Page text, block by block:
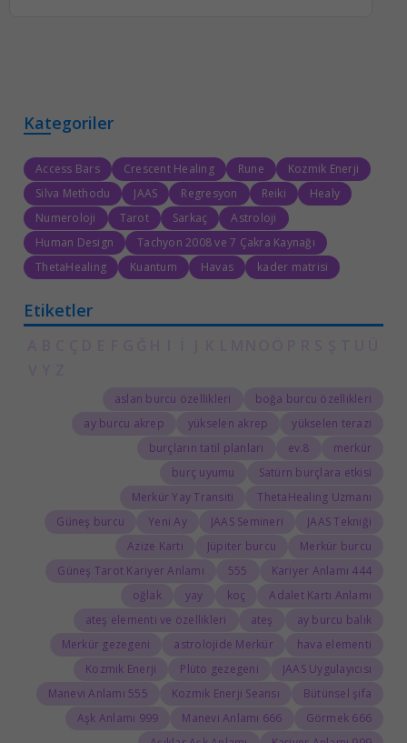
Kategoriler
Access Bars Crescent Healing Rune
Kozmik Enerji
Silva Methodu
JAAS Regresyon Reiki
Healy
Numeroloji
Tarot Sarkaç
Astroloji
Human Design
Tachyon 2008 ve 7 Çakra Kaynağı
ThetaHealing
Kuantum Havas kader matrisi
Etiketler
boğa burcu özellikleri
aslan burcu özellikleri
yükselen terazi
yükselen akrep
ay burcu akrep
merkür
8.ev
burçların tatil planları
Satürn burçlara etkisi
burç uyumu
ThetaHealing Uzmanı
Merkür Yay Transiti
JAAS Tekniği
JAAS Semineri
Yeni Ay
Güneş burcu
Merkür burcu
Jüpiter burcu
Azize Kartı
444 Kariyer Anlamı
555
Güneş Tarot Kariyer Anlamı
Adalet Kartı Anlamı
koç
yay
oğlak
ay burcu balık
ateş
ateş elementi ve özellikleri
hava elementi
astrolojide Merkür
Merkür gezegeni
JAAS Uygulayıcısı
Plüto gezegeni
Kozmik Enerji
Bütünsel şifa
Kozmik Enerji Seansı
555 Manevi Anlamı
666 Görmek
666 Manevi Anlamı
999 Aşk Anlamı